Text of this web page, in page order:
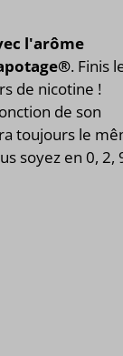
l'arôme
. Finis
de nicotine !
de son
toujours le
soyez en 0, 2,